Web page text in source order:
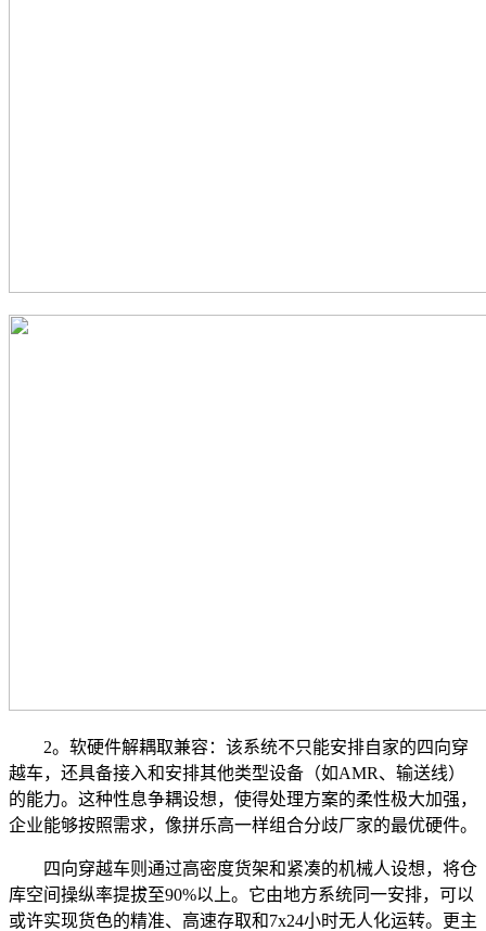
2。软硬件解耦取兼容：该系统不只能安排自家的四向穿
越车，还具备接入和安排其他类型设备（如AMR、输送线）
的能力。这种性息争耦设想，使得处理方案的柔性极大加强，
企业能够按照需求，像拼乐高一样组合分歧厂家的最优硬件。
四向穿越车则通过高密度货架和紧凑的机械人设想，将仓
库空间操纵率提拔至90%以上。它由地方系统同一安排，可以
或许实现货色的精准、高速存取和7x24小时无人化运转。更主